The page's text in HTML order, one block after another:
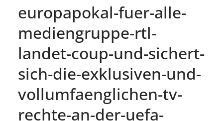
europapokal-fuer-alle-
mediengruppe-rtl-
landet-coup-und-sichert-
sich-die-exklusiven-und-
vollumfaenglichen-tv-
rechte-an-der-uefa-